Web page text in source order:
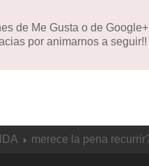
de Me Gusta o de
por animarnos a seguir!!
merece la pena